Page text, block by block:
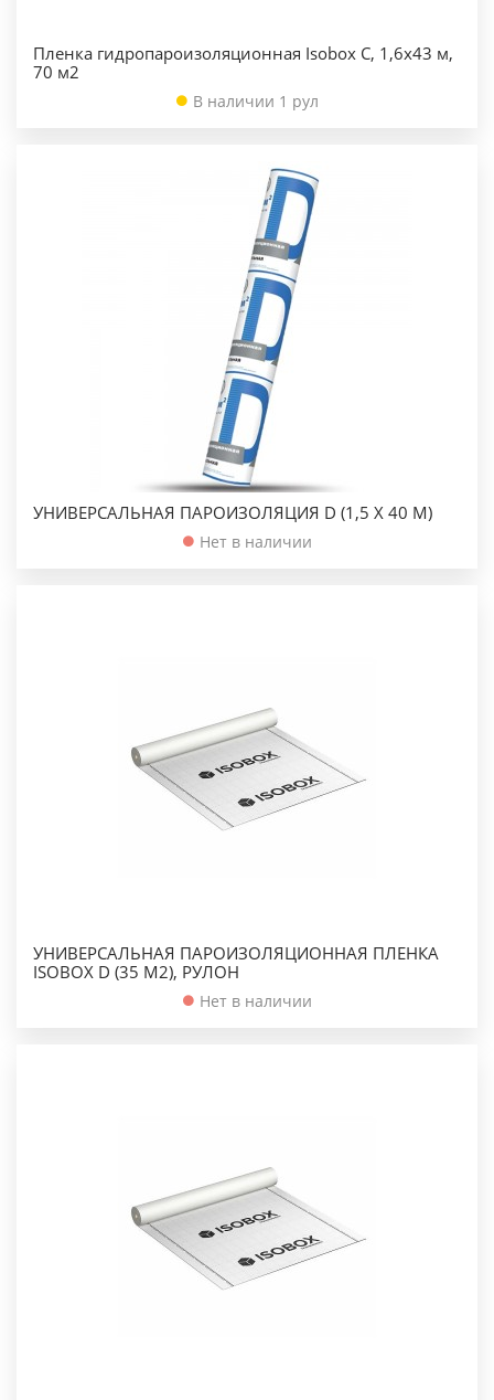
Пленка гидропароизоляционная Isobox С, 1,6х43 м,
70 м2
В наличии 1 рул
УНИВЕРСАЛЬНАЯ ПАРОИЗОЛЯЦИЯ D (1,5 Х 40 М)
Нет в наличии
УНИВЕРСАЛЬНАЯ ПАРОИЗОЛЯЦИОННАЯ ПЛЕНКА
ISOBOX D (35 М2), РУЛОН
Нет в наличии